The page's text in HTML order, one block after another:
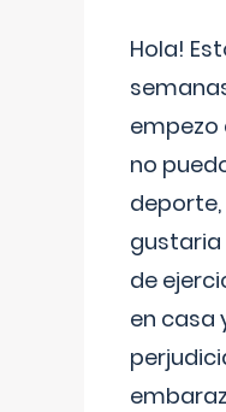
Hola!
empezo
no
deporte,
gustaria
de
en casa